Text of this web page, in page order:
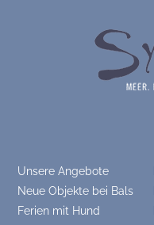
Unsere Angebote
Neue Objekte bei Bals
Ferien mit Hund